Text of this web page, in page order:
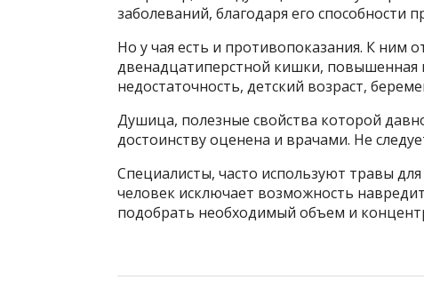
заболеваний, благодаря его способности
Но у чая есть и противопоказания. К ним
двенадцатиперстной кишки, повышенная
недостаточность, детский возраст,
Душица, полезные свойства которой
достоинству оценена и врачами. Не
Специалисты, часто используют травы
человек исключает возможность
подобрать необходимый объем и